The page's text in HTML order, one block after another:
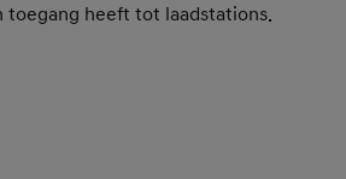
toegang heeft tot laadstations.